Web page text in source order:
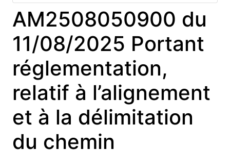
AM2508050900 du
11/08/2025 Portant
réglementation,
relatif à l’alignement
et à la délimitation
du chemin